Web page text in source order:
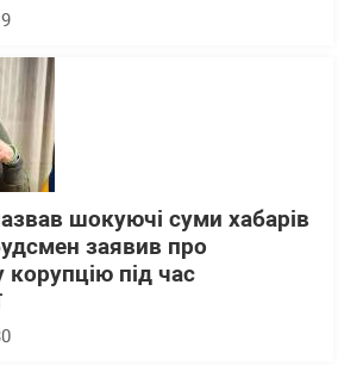
шокуючі суми хабарів
заявив про
під час